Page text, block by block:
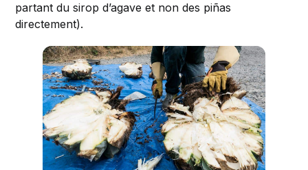
partant du sirop d’agave et non des piñas
directement).